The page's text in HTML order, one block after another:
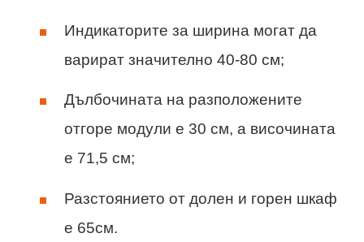
Индикаторите за ширина могат да
варират значително 40-80 см;
Дълбочината на разположените
отгоре модули е 30 см, а височината
е 71,5 см;
Разстоянието от долен и горен шкаф
е 65см.